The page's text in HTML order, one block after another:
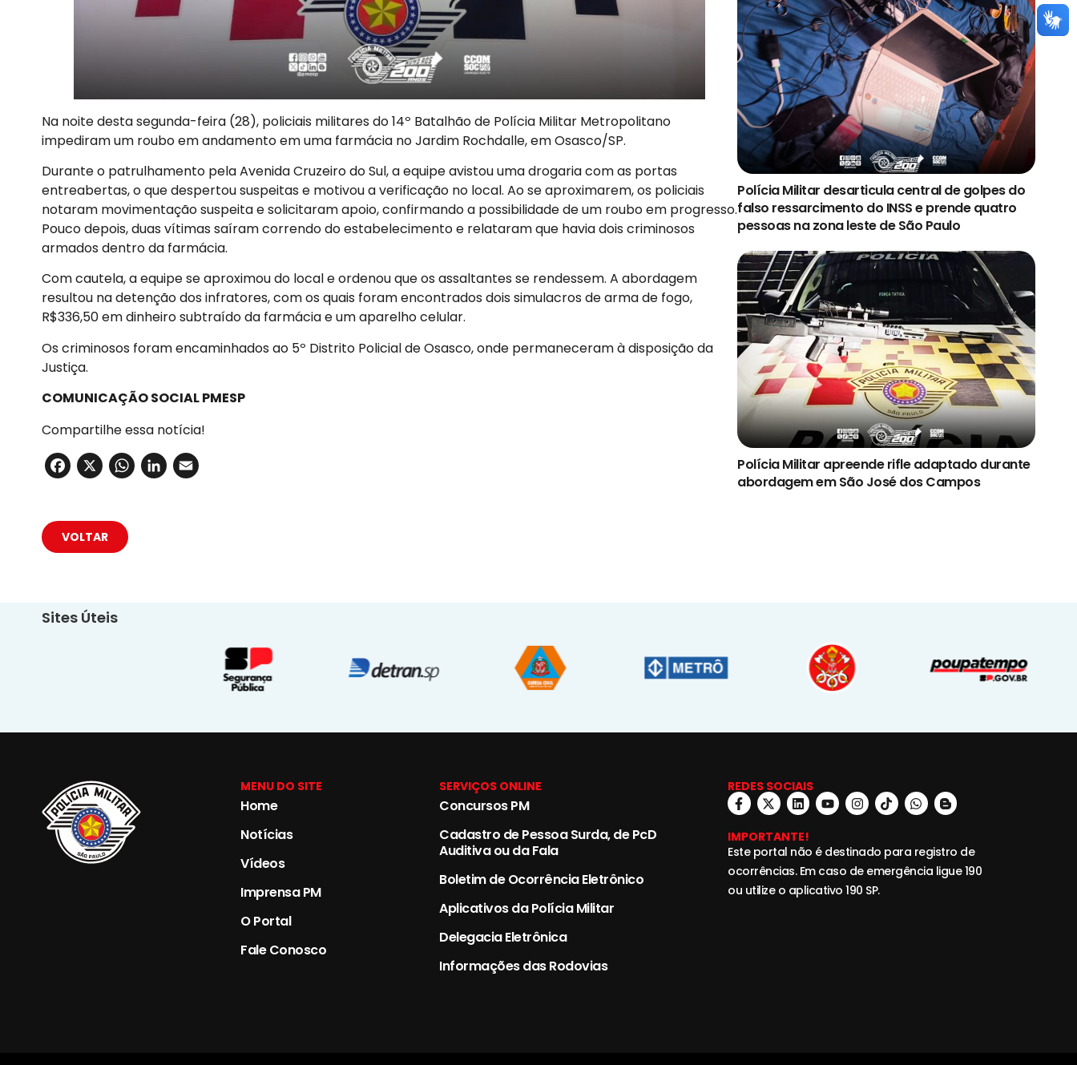
Na noite desta segunda-feira (28), policiais militares do 14º Batalhão de Polícia Militar Metropolitano
impediram um roubo em andamento em uma farmácia no Jardim Rochdalle, em Osasco/SP.
Durante o patrulhamento pela Avenida Cruzeiro do Sul, a equipe avistou uma drogaria com as portas
entreabertas, o que despertou suspeitas e motivou a verificação no local. Ao se aproximarem, os policiais
notaram movimentação suspeita e solicitaram apoio, confirmando a possibilidade de um roubo em progresso.
Pouco depois, duas vítimas saíram correndo do estabelecimento e relataram que havia dois criminosos
armados dentro da farmácia.
Com cautela, a equipe se aproximou do local e ordenou que os assaltantes se rendessem. A abordagem
resultou na detenção dos infratores, com os quais foram encontrados dois simulacros de arma de fogo,
R$336,50 em dinheiro subtraído da farmácia e um aparelho celular.
Os criminosos foram encaminhados ao 5º Distrito Policial de Osasco, onde permaneceram à disposição da
Justiça.
COMUNICAÇÃO SOCIAL PMESP
Compartilhe essa notícia!
Facebook
X WhatsApp
LinkedIn
Polícia Militar desarticula central de golpes do
falso ressarcimento do INSS e prende quatro
pessoas na zona leste de São Paulo
Polícia Militar apreende rifle adaptado durante
abordagem em São José dos Campos
VOLTAR
Sites Úteis
MENU DO SITE
Home
Notícias
Vídeos
Imprensa PM
O Portal
Fale Conosco
SERVIÇOS ONLINE
Concursos PM
Cadastro de Pessoa Surda, de PcD
Auditiva ou da Fala
Boletim de Ocorrência Eletrônico
Aplicativos da Polícia Militar
Delegacia Eletrônica
Informações das Rodovias
REDES SOCIAIS
IMPORTANTE!
Este portal não é destinado para registro de
ocorrências. Em caso de emergência ligue 190
ou utilize o aplicativo 190 SP.